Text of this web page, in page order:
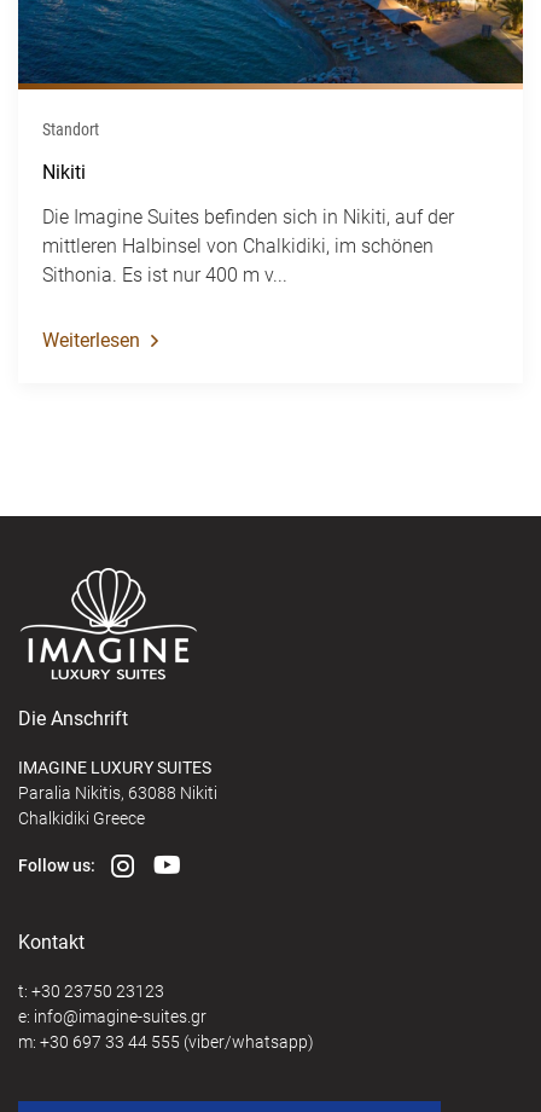
Standort
Nikiti
Die Imagine Suites befinden sich in Nikiti, auf der
mittleren Halbinsel von Chalkidiki, im schönen
Sithonia. Es ist nur 400 m v...
Weiterlesen
Die Anschrift
IMAGINE LUXURY SUITES
Paralia Nikitis, 63088 Nikiti
Chalkidiki Greece
Follow us:
Kontakt
t: +30 23750 23123
e:
@
m: +30 697 33 44 555 (viber/whatsapp)